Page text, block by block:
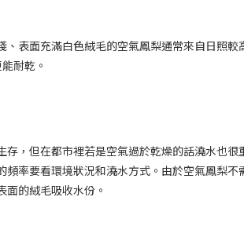
、表面充滿白色絨毛的空氣鳳梨通常來自日照較
耐乾。
，但在都市裡若是空氣過於乾燥的話澆水也很
率要看環境狀況和澆水方式。由於空氣鳳梨不
的絨毛吸收水份。